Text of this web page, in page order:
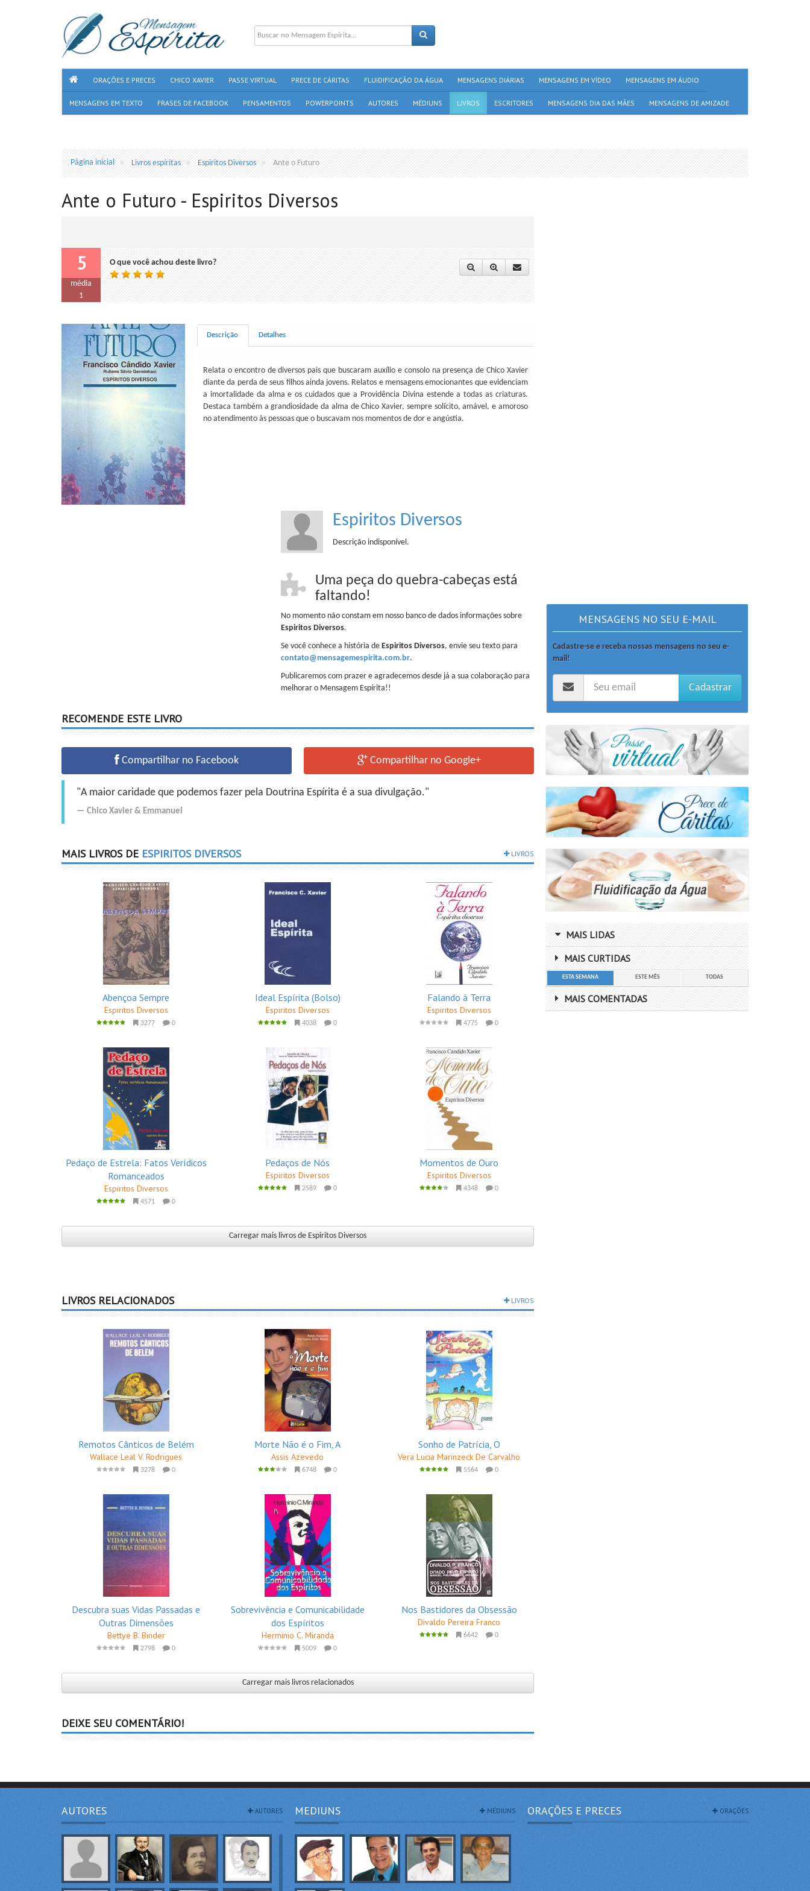
ORAÇÕES E PRECES CHICO XAVIER PASSE VIRTUAL PRECE DE CÁRITAS FLUIDIFICAÇÃO DA ÁGUA MENSAGENS DIÁRIAS MENSAGENS EM VÍDEO MENSAGENS EM ÁUDIO
MENSAGENS EM TEXTO FRASES DE FACEBOOK PENSAMENTOS POWERPOINTS AUTORES MÉDIUNS LIVROS ESCRITORES MENSAGENS DIA DAS MÃES MENSAGENS DE AMIZADE
Página inicial Livros espíritas Espiritos Diversos Ante o Futuro
Ante o Futuro - Espiritos Diversos
5
média
1
O que você achou deste livro?
Descrição Detalhes
Relata o encontro de diversos pais que buscaram auxílio e consolo na presença de Chico Xavier
diante da perda de seus filhos ainda jovens. Relatos e mensagens emocionantes que evidenciam
a imortalidade da alma e os cuidados que a Providência Divina estende a todas as criaturas.
Destaca também a grandiosidade da alma de Chico Xavier, sempre solícito, amável, e amoroso
no atendimento às pessoas que o buscavam nos momentos de dor e angústia.
Espiritos Diversos
Descrição indisponível.
Uma peça do quebra-cabeças está
faltando!
No momento não constam em nosso banco de dados informações sobre
Espiritos Diversos.
Se você conhece a história de Espiritos Diversos, envie seu texto para
contato@mensagemespirita.com.br.
Publicaremos com prazer e agradecemos desde já a sua colaboração para
melhorar o Mensagem Espírita!!
RECOMENDE ESTE LIVRO
Compartilhar no Facebook Compartilhar no Google+
"A maior caridade que podemos fazer pela Doutrina Espírita é a sua divulgação."
Chico Xavier & Emmanuel
MAIS LIVROS DE ESPIRITOS DIVERSOS LIVROS
Abençoa Sempre
Espiritos Diversos
3277 0
Ideal Espírita (Bolso)
Espiritos Diversos
4038 0
Falando à Terra
Espiritos Diversos
4775 0
Pedaço de Estrela: Fatos Verídicos
Romanceados
Espiritos Diversos
4571 0
Pedaços de Nós
Espiritos Diversos
2589 0
Momentos de Ouro
Espiritos Diversos
4348 0
Carregar mais livros de Espiritos Diversos
LIVROS RELACIONADOS LIVROS
Remotos Cânticos de Belém
Wallace Leal V. Rodrigues
3278 0
Morte Não é o Fim, A
Assis Azevedo
6748 0
Sonho de Patrícia, O
Vera Lucia Marinzeck De Carvalho
5564 0
Descubra suas Vidas Passadas e
Outras Dimensões
Bettye B. Binder
2798 0
Sobrevivência e Comunicabilidade
dos Espíritos
Herminio C. Miranda
5009 0
Nos Bastidores da Obsessão
Divaldo Pereira Franco
6642 0
Carregar mais livros relacionados
DEIXE SEU COMENTÁRIO!
MENSAGENS NO SEU E-MAIL
Cadastre-se e receba nossas mensagens no seu e-
mail!
Cadastrar
MAIS LIDAS
MAIS CURTIDAS
ESTA SEMANA ESTE MÊS TODAS
MAIS COMENTADAS
AUTORES AUTORES MEDIUNS MÉDIUNS ORAÇÕES E PRECES ORAÇÕES